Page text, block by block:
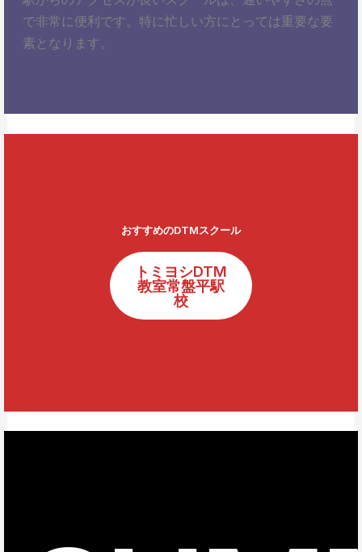
で非常に便利です。特に忙しい方にとっては重要な要
素となります。
おすすめのDTMスクール
トミヨシDTM
教室常盤平駅
校